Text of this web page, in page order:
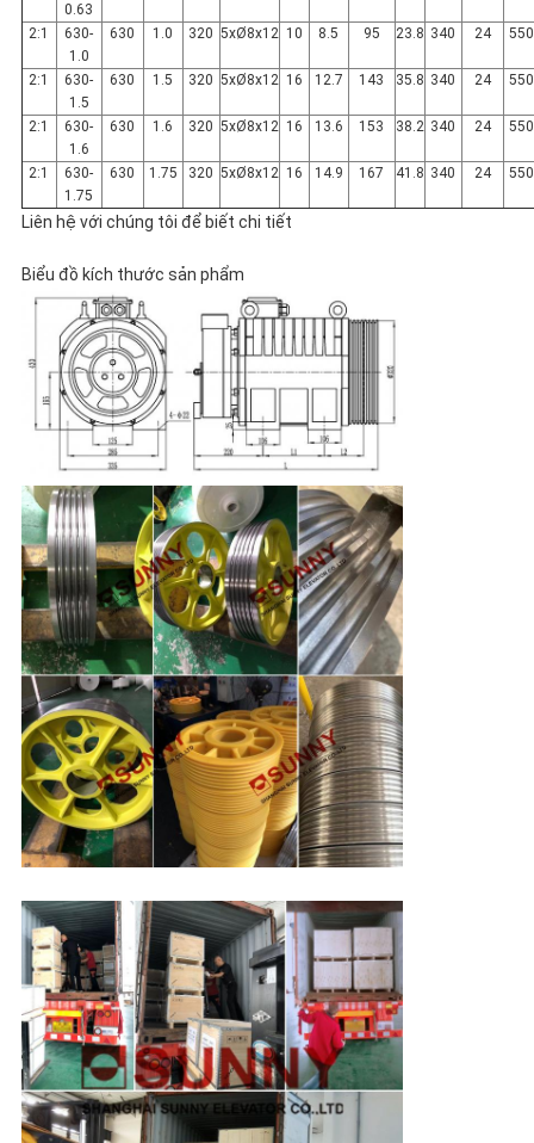
PRIVACY
POLICY
0.63
2:1
630-
1.0
630 1.0 320 5xØ8x12 10 8.5 95 23.8 340 24 550
2:1
630-
1.5
630 1.5 320 5xØ8x12 16 12.7 143 35.8 340 24 550
2:1
630-
1.6
630 1.6 320 5xØ8x12 16 13.6 153 38.2 340 24 550
2:1
630-
1.75
630 1.75 320 5xØ8x12 16 14.9 167 41.8 340 24 550
Liên hệ với chúng tôi để biết chi tiết
Biểu đồ kích thước sản phẩm